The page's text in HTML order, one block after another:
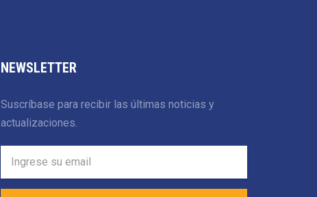
NEWSLETTER
Suscríbase para recibir las últimas noticias y
actualizaciones.